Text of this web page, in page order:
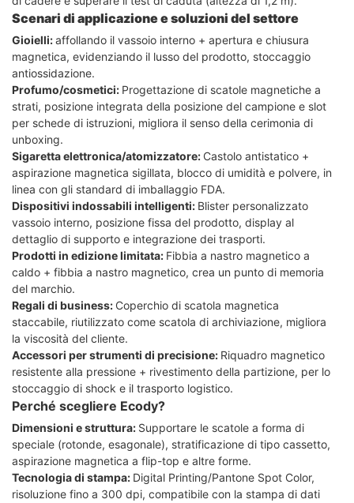
Scenari di applicazione e soluzioni del settore
Gioielli:affollando il vassoio interno + apertura e chiusura
magnetica, evidenziando il lusso del prodotto, stoccaggio
antiossidazione.
Profumo/cosmetici: Progettazione di scatole magnetiche a
strati, posizione integrata della posizione del campione e slot
per schede di istruzioni, migliora il senso della cerimonia di
unboxing.
Sigaretta elettronica/atomizzatore: Castolo antistatico +
aspirazione magnetica sigillata, blocco di umidità e polvere, in
linea con gli standard di imballaggio FDA.
Dispositivi indossabili intelligenti: Blister personalizzato
vassoio interno, posizione fissa del prodotto, display al
dettaglio di supporto e integrazione dei trasporti.
Prodotti in edizione limitata: Fibbia a nastro magnetico a
caldo + fibbia a nastro magnetico, crea un punto di memoria
del marchio.
Regali di business: Coperchio di scatola magnetica
staccabile, riutilizzato come scatola di archiviazione, migliora
la viscosità del cliente.
Accessori per strumenti di precisione: Riquadro magnetico
resistente alla pressione + rivestimento della partizione, per lo
stoccaggio di shock e il trasporto logistico.
Perché scegliere Ecody?
Dimensioni e struttura: Supportare le scatole a forma di
speciale (rotonde, esagonale), stratificazione di tipo cassetto,
aspirazione magnetica a flip-top e altre forme.
Tecnologia di stampa: Digital Printing/Pantone Spot Color,
risoluzione fino a 300 dpi, compatibile con la stampa di dati